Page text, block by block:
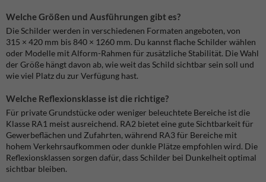
Welche Größen und Ausführungen gibt es?
Die Schilder werden in verschiedenen Formaten angeboten, von
315 × 420 mm bis 840 × 1260 mm. Du kannst flache Schilder wählen
oder Modelle mit Alform-Rahmen für zusätzliche Stabilität. Die Wahl
der Größe hängt davon ab, wie weit das Schild sichtbar sein soll und
wie viel Platz du zur Verfügung hast.
Welche Reflexionsklasse ist die richtige?
Für private Grundstücke oder weniger beleuchtete Bereiche ist die
Klasse RA1 meist ausreichend. RA2 bietet eine gute Sichtbarkeit für
Gewerbeflächen und Zufahrten, während RA3 für Bereiche mit
hohem Verkehrsaufkommen oder dunkle Plätze empfohlen wird. Die
Reflexionsklassen sorgen dafür, dass Schilder bei Dunkelheit optimal
sichtbar bleiben.